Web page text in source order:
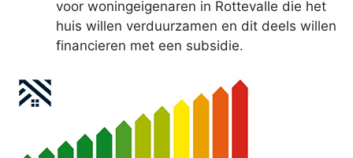
voor woningeigenaren in Rottevalle die het
huis willen verduurzamen en dit deels willen
financieren met een subsidie.